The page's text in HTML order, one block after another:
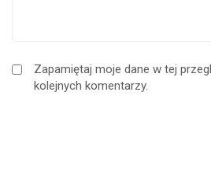
Zapamiętaj moje dane w tej
kolejnych komentarzy.